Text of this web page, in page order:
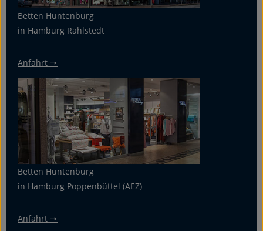
Betten Huntenburg
in Hamburg Rahlstedt
Anfahrt 🠖
Betten Huntenburg
in Hamburg Poppenbüttel (AEZ)
Anfahrt 🠖